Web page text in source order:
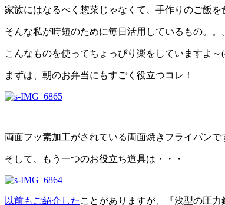
家族にはなるべく惣菜じゃなくて、手作りのご飯を
そんな私が時短のために毎日活用しているもの。。
こんなものを使ってちょっぴり楽をしていますよ～
まずは、朝のお弁当にもすごく役立つコレ！
両面フッ素加工がされている両面焼きフライパン
そして、もう一つのお役立ち道具は・・・
以前もご紹介した ことがありますが、『浅型の圧